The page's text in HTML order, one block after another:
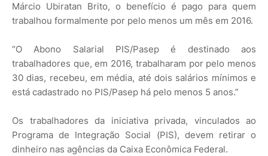
Márcio Ubiratan Brito, o benefício é pago para quem
trabalhou formalmente por pelo menos um mês em 2016.
“O Abono Salarial PIS/Pasep é destinado aos
trabalhadores que, em 2016, trabalharam por pelo menos
30 dias, recebeu, em média, até dois salários mínimos e
está cadastrado no PIS/Pasep há pelo menos 5 anos.”
Os trabalhadores da iniciativa privada, vinculados ao
Programa de Integração Social (PIS), devem retirar o
dinheiro nas agências da Caixa Econômica Federal.